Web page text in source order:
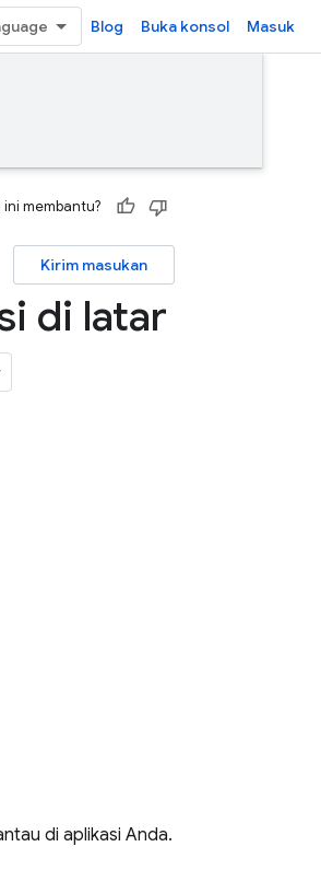
Blog Buka konsol Masuk
membantu?
Kirim masukan
di latar
di aplikasi Anda.